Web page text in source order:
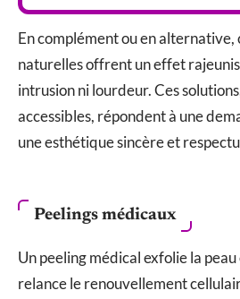
En complément ou en
naturelles offrent un effet
intrusion ni lourdeur. Ces
accessibles, répondent à une
une esthétique sincère et
Peelings médicaux
Un peeling médical exfolie la
relance le renouvellement